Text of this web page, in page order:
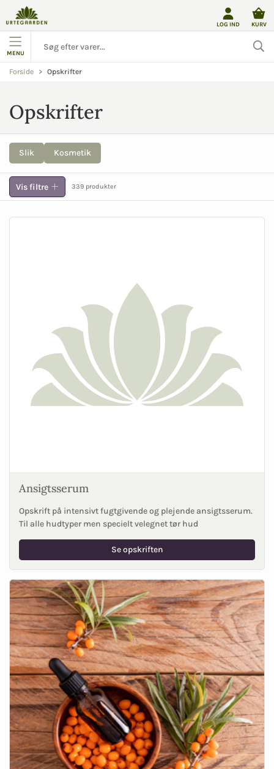
LOG IND KURV
MENU
Forside Opskrifter
Opskrifter
Slik Kosmetik
Vis filtre 339 produkter
Ansigtsserum
Opskrift på intensivt fugtgivende og plejende ansigtsserum.
Til alle hudtyper men specielt velegnet tør hud
Se opskriften